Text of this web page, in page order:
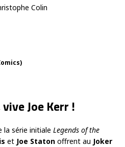
Colin
Joe Kerr !
la série initiale Legends of the
et Joe Staton offrent au Joker